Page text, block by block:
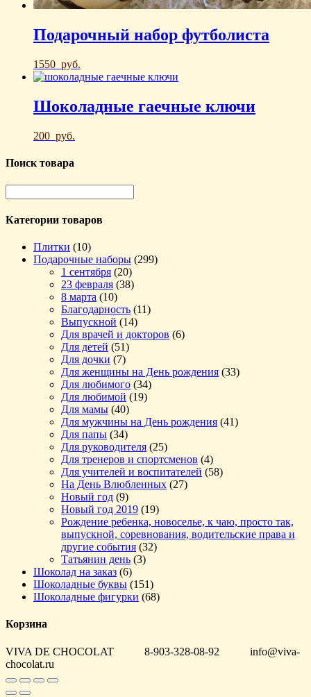
Подарочный набор футболиста
1550 руб.
Шоколадные гаечные ключи
200 руб.
Поиск товара
Категории товаров
Плитки (10)
Подарочные наборы (299)
1 сентября (20)
23 февраля (38)
8 марта (10)
Благодарность (11)
Выпускной (14)
Для врачей и докторов (6)
Для детей (51)
Для дочки (7)
Для женщины на День рождения (33)
Для любимого (34)
Для любимой (19)
Для мамы (40)
Для мужчины на День рождения (41)
Для папы (34)
Для руководителя (25)
Для тренеров и спортсменов (4)
Для учителей и воспитателей (58)
На День Влюбленных (27)
Новый год (9)
Новый год 2019 (19)
Рождение ребенка, новоселье, к чаю, просто так,
выпускной, соревнования, водительские права и
другие события (32)
Татьянин день (3)
Шоколад на заказ (6)
Шоколадные буквы (151)
Шоколадные фигурки (68)
Корзина
VIVA DE CHOCOLAT 8-903-328-08-92 info@viva-
chocolat.ru